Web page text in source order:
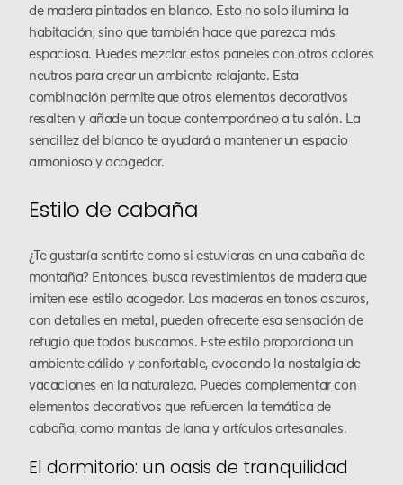
de madera pintados en blanco. Esto no solo ilumina la
habitación, sino que también hace que parezca más
espaciosa. Puedes mezclar estos paneles con otros colores
neutros para crear un ambiente relajante. Esta
combinación permite que otros elementos decorativos
resalten y añade un toque contemporáneo a tu salón. La
sencillez del blanco te ayudará a mantener un espacio
armonioso y acogedor.
Estilo de cabaña
¿Te gustaría sentirte como si estuvieras en una cabaña de
montaña? Entonces, busca revestimientos de madera que
imiten ese estilo acogedor. Las maderas en tonos oscuros,
con detalles en metal, pueden ofrecerte esa sensación de
refugio que todos buscamos. Este estilo proporciona un
ambiente cálido y confortable, evocando la nostalgia de
vacaciones en la naturaleza. Puedes complementar con
elementos decorativos que refuercen la temática de
cabaña, como mantas de lana y artículos artesanales.
El dormitorio: un oasis de tranquilidad